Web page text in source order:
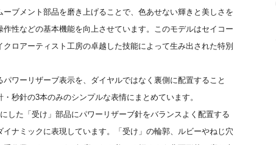
ブメント部品を磨き上げることで、色あせない輝きと美しさを
性などの基本機能を向上させています。このモデルはセイコー
クロアーティスト工房の卓越した技能によって生み出された特別
ワーリザーブ表示を、ダイヤルではなく裏側に配置すること
秒針の3本のみのシンプルな表情にまとめています。
した「受け」部品にパワーリザーブ針をバランスよく配置する
イナミックに表現しています。「受け」の輪郭、ルビーやねじ穴